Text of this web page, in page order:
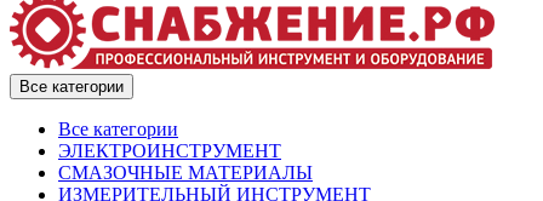
Все категории
Все категории
ЭЛЕКТРОИНСТРУМЕНТ
СМАЗОЧНЫЕ МАТЕРИАЛЫ
ИЗМЕРИТЕЛЬНЫЙ ИНСТРУМЕНТ